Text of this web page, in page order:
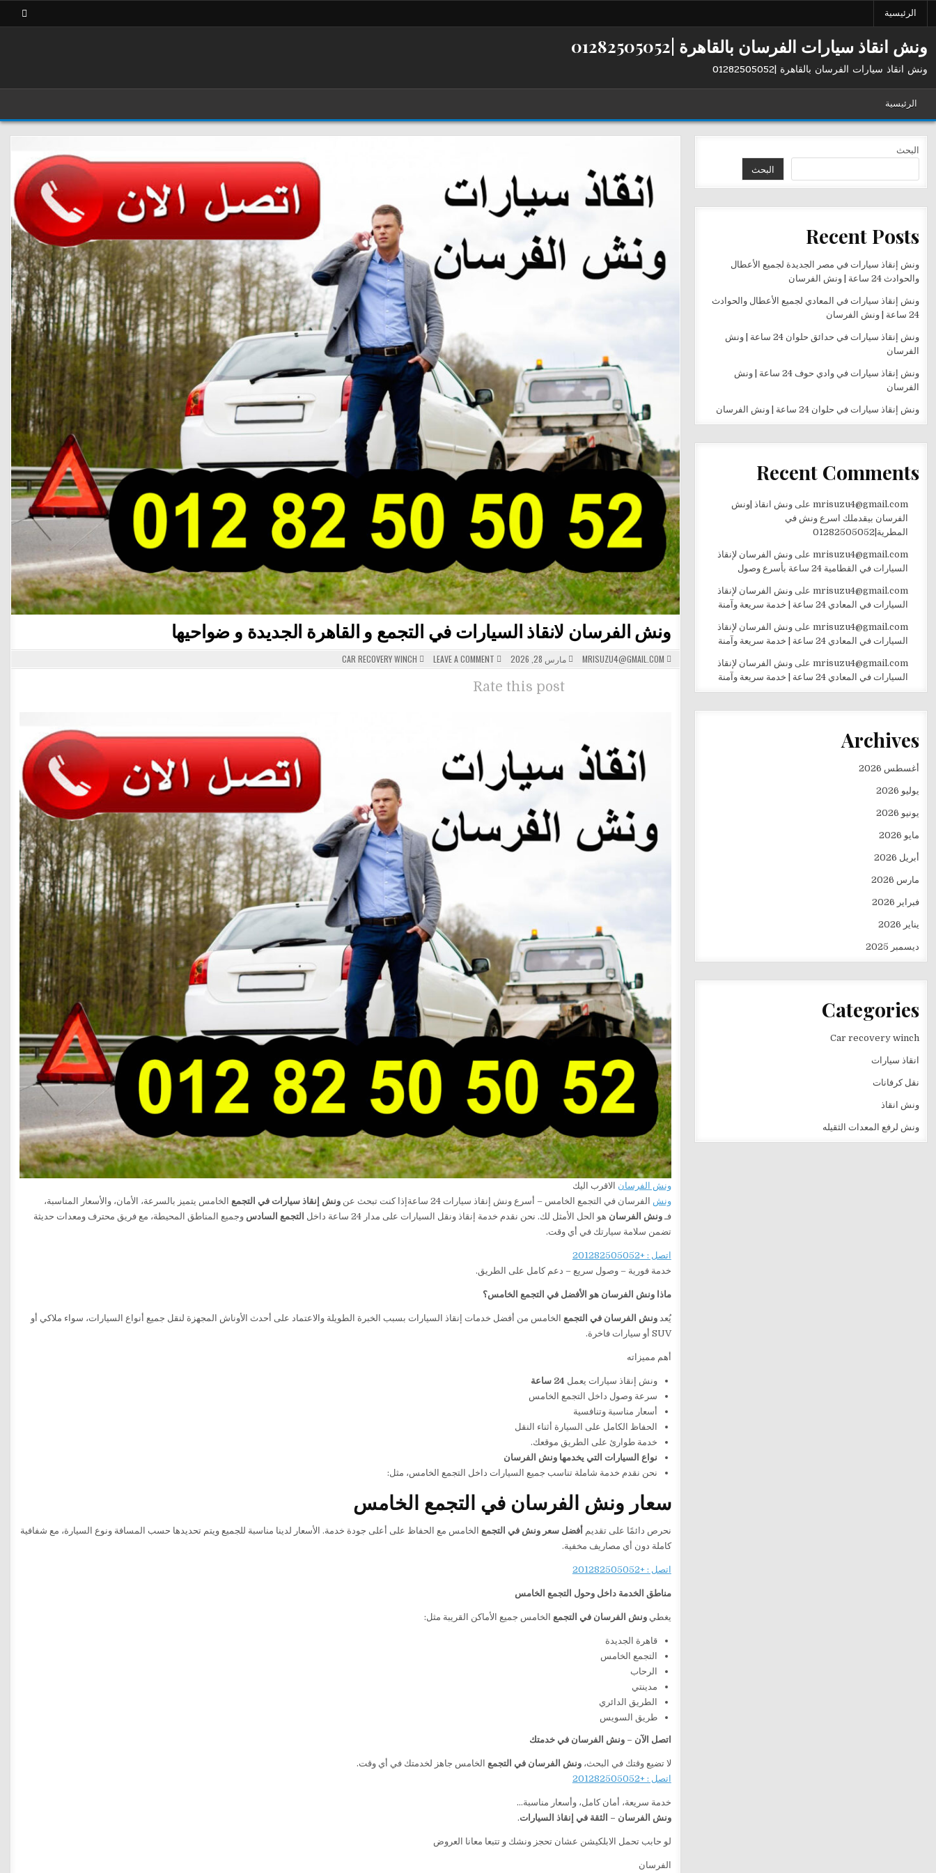
الرئيسية
ونش انقاذ سيارات الفرسان بالقاهرة |01282505052
ونش انقاذ سيارات الفرسان بالقاهرة |01282505052
الرئيسية
ونش الفرسان لانقاذ السيارات في التجمع و القاهرة الجديدة و ضواحيها
MRISUZU4@GMAIL.COM مارس 28, 2026 LEAVE A COMMENT
ON
ونش
POSTED
IN
CAR RECOVERY WINCH
Rate this post
ونش الفرسان الاقرب اليك
ونش الفرسان في التجمع الخامس – أسرع ونش إنقاذ سيارات 24 ساعةإذا كنت تبحث عن ونش إنقاذ سيارات في التجمع الخامس يتميز بالسرعة، الأمان، والأسعار المناسبة،
فـونش الفرسان هو الحل الأمثل لك. نحن نقدم خدمة إنقاذ ونقل السيارات على مدار 24 ساعة داخل التجمع السادس وجميع المناطق المحيطة، مع فريق محترف ومعدات حديثة
تضمن سلامة سيارتك في أي وقت.
اتصل : +201282505052
خدمة فورية – وصول سريع – دعم كامل على الطريق.
ماذا ونش الفرسان هو الأفضل في التجمع الخامس؟
يُعدونش الفرسان في التجمع الخامس من أفضل خدمات إنقاذ السيارات بسبب الخبرة الطويلة والاعتماد على أحدث الأوناش المجهزة لنقل جميع أنواع السيارات، سواء ملاكي أو
SUV أو سيارات فاخرة.
أهم مميزاته
ونش إنقاذ سيارات يعمل 24 ساعة
سرعة وصول داخل التجمع الخامس
أسعار مناسبة وتنافسية
الحفاظ الكامل على السيارة أثناء النقل
خدمة طوارئ على الطريق موقعك.
نواع السيارات التي يخدمها ونش الفرسان
نحن نقدم خدمة شاملة تناسب جميع السيارات داخل التجمع الخامس، مثل:
سعار ونش الفرسان في التجمع الخامس
نحرص دائمًا على تقديم أفضل سعر ونش في التجمع الخامس مع الحفاظ على أعلى جودة خدمة. الأسعار لدينا مناسبة للجميع ويتم تحديدها حسب المسافة ونوع السيارة، مع شفافية
كاملة دون أي مصاريف مخفية.
اتصل : +201282505052
مناطق الخدمة داخل وحول التجمع الخامس
يغطيونش الفرسان في التجمع الخامس جميع الأماكن القريبة مثل:
قاهرة الجديدة
التجمع الخامس
الرحاب
مدينتي
الطريق الدائري
طريق السويس
اتصل الآن – ونش الفرسان في خدمتك
لا تضيع وقتك في البحث،ونش الفرسان في التجمع الخامس جاهز لخدمتك في أي وقت.
اتصل : +201282505052
خدمة سريعة، أمان كامل، وأسعار مناسبة…
ونش الفرسان – الثقة في إنقاذ السيارات.
لو حابب تحمل الابلكيشن عشان تحجز ونشك و تتبعا معانا العروض
الفرسان
البحث
البحث
Recent Posts
ونش إنقاذ سيارات في مصر الجديدة لجميع الأعطال
والحوادث 24 ساعة | ونش الفرسان
ونش إنقاذ سيارات في المعادي لجميع الأعطال والحوادث
24 ساعة | ونش الفرسان
ونش إنقاذ سيارات في حدائق حلوان 24 ساعة | ونش
الفرسان
ونش إنقاذ سيارات في وادي حوف 24 ساعة | ونش
الفرسان
ونش إنقاذ سيارات في حلوان 24 ساعة | ونش الفرسان
Recent Comments
mrisuzu4@gmail.comعلى ونش انقاذ |ونش
الفرسان بيقدملك اسرع ونش في
المطرية|01282505052
mrisuzu4@gmail.comعلى ونش الفرسان لإنقاذ
السيارات في القطامية 24 ساعة بأسرع وصول
mrisuzu4@gmail.comعلى ونش الفرسان لإنقاذ
السيارات في المعادي 24 ساعة | خدمة سريعة وآمنة
mrisuzu4@gmail.comعلى ونش الفرسان لإنقاذ
السيارات في المعادي 24 ساعة | خدمة سريعة وآمنة
mrisuzu4@gmail.comعلى ونش الفرسان لإنقاذ
السيارات في المعادي 24 ساعة | خدمة سريعة وآمنة
Archives
أغسطس 2026
يوليو 2026
يونيو 2026
مايو 2026
أبريل 2026
مارس 2026
فبراير 2026
يناير 2026
ديسمبر 2025
Categories
Car recovery winch
انقاذ سيارات
نقل كرفانات
ونش انقاذ
ونش لرفع المعدات الثقيله